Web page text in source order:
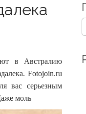
в Австралию
Fotojoin.ru
вас серьезным
моль
S
e
c